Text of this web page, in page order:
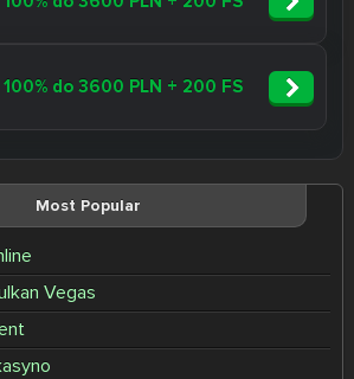
100% do 3600 PLN + 200 FS
Most Popular
Vegas